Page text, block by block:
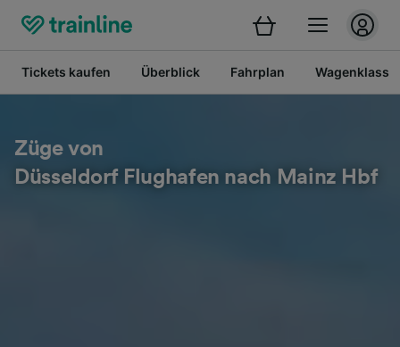
Tickets kaufen Überblick Fahrplan
Züge von
Düsseldorf Flughafen nach Mainz Hbf